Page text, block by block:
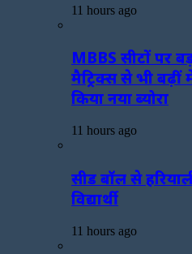
11 hours ago
MBBS सीटों पर
मैट्रिक्स से भी बढ़ीं
किया नया ब्योरा
11 hours ago
सीड बॉल से
विद्यार्थी
11 hours ago